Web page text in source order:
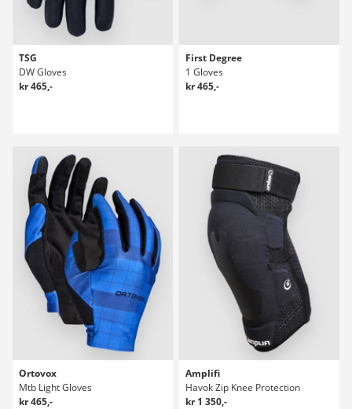
TSG
DW Gloves
kr 465,-
First Degree
1 Gloves
kr 465,-
Ortovox
Mtb Light Gloves
kr 465,-
Amplifi
Havok Zip Knee Protection
kr 1 350,-